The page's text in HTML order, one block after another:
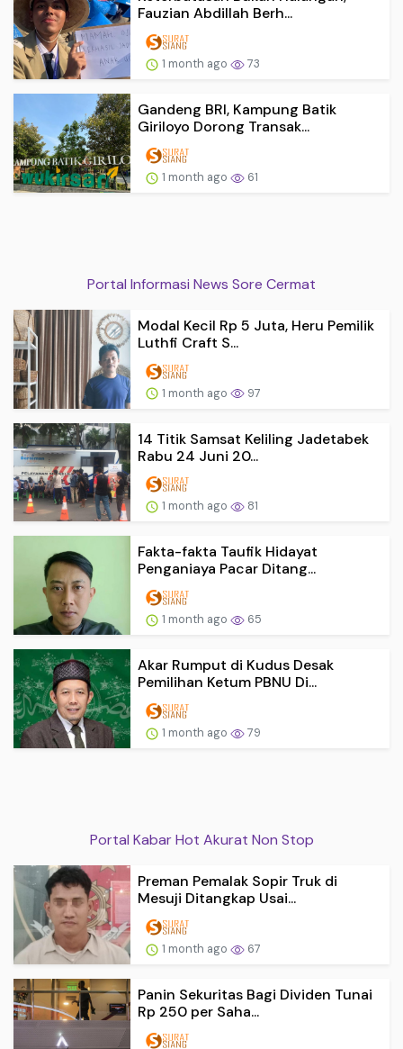
Fauzian Abdillah Berh...
1 month ago 73
Gandeng BRI, Kampung Batik
Giriloyo Dorong Transak...
1 month ago 61
Portal Informasi News Sore Cermat
Modal Kecil Rp 5 Juta, Heru Pemilik
Luthfi Craft S...
1 month ago 97
14 Titik Samsat Keliling Jadetabek
Rabu 24 Juni 20...
1 month ago 81
Fakta-fakta Taufik Hidayat
Penganiaya Pacar Ditang...
1 month ago 65
Akar Rumput di Kudus Desak
Pemilihan Ketum PBNU Di...
1 month ago 79
Portal Kabar Hot Akurat Non Stop
Preman Pemalak Sopir Truk di
Mesuji Ditangkap Usai...
1 month ago 67
Panin Sekuritas Bagi Dividen Tunai
Rp 250 per Saha...